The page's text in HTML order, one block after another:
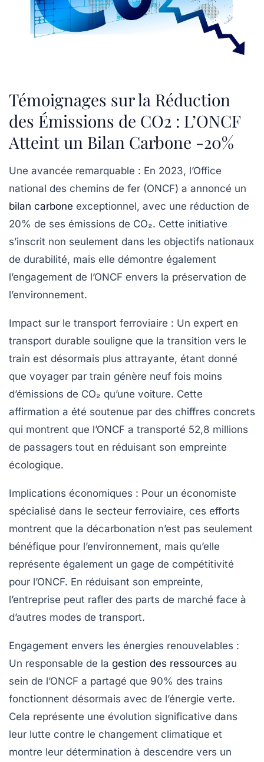
Témoignages sur la Réduction
des Émissions de CO2 : L’ONCF
Atteint un Bilan Carbone -20%
Une avancée remarquable : En 2023, l’Office
national des chemins de fer (ONCF) a annoncé un
bilan carbone exceptionnel, avec une réduction de
20% de ses émissions de CO₂. Cette initiative
s’inscrit non seulement dans les objectifs nationaux
de durabilité, mais elle démontre également
l’engagement de l’ONCF envers la préservation de
l’environnement.
Impact sur le transport ferroviaire : Un expert en
transport durable souligne que la transition vers le
train est désormais plus attrayante, étant donné
que voyager par train génère neuf fois moins
d’émissions de CO₂ qu’une voiture. Cette
affirmation a été soutenue par des chiffres concrets
qui montrent que l’ONCF a transporté 52,8 millions
de passagers tout en réduisant son empreinte
écologique.
Implications économiques : Pour un économiste
spécialisé dans le secteur ferroviaire, ces efforts
montrent que la décarbonation n’est pas seulement
bénéfique pour l’environnement, mais qu’elle
représente également un gage de compétitivité
pour l’ONCF. En réduisant son empreinte,
l’entreprise peut rafler des parts de marché face à
d’autres modes de transport.
Engagement envers les énergies renouvelables :
Un responsable de la gestion des ressources au
sein de l’ONCF a partagé que 90% des trains
fonctionnent désormais avec de l’énergie verte.
Cela représente une évolution significative dans
leur lutte contre le changement climatique et
montre leur détermination à descendre vers un